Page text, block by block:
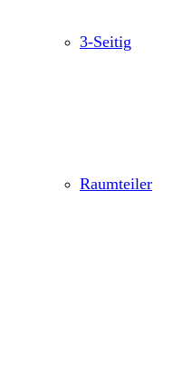
3-Seitig
Raumteiler